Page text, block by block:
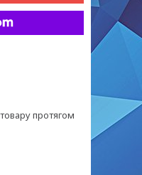
протягом